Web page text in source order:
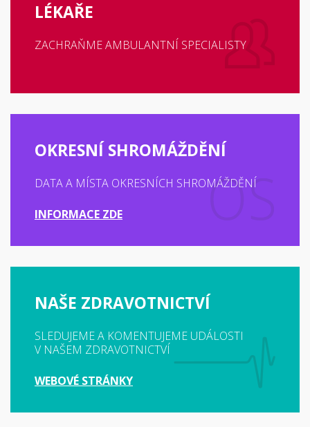
LÉKAŘE
ZACHRAŇME AMBULANTNÍ SPECIALISTY
OKRESNÍ SHROMÁŽDĚNÍ
DATA A MÍSTA OKRESNÍCH SHROMÁŽDĚNÍ
INFORMACE ZDE
NAŠE ZDRAVOTNICTVÍ
SLEDUJEME A KOMENTUJEME UDÁLOSTI
V NAŠEM ZDRAVOTNICTVÍ
WEBOVÉ STRÁNKY